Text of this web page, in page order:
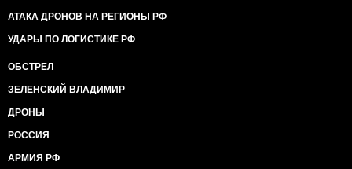
АТАКА ДРОНОВ НА РЕГИОНЫ РФ
УДАРЫ ПО ЛОГИСТИКЕ РФ
ОБСТРЕЛ
ЗЕЛЕНСКИЙ ВЛАДИМИР
ДРОНЫ
РОССИЯ
АРМИЯ РФ